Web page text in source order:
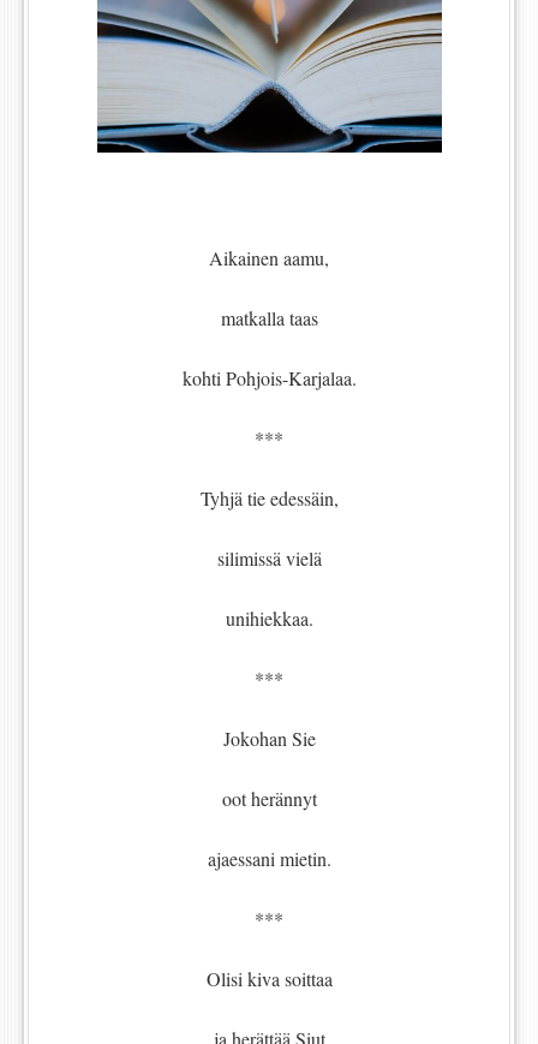
Aikainen aamu,
matkalla taas
kohti Pohjois-Karjalaa.
***
Tyhjä tie edessäin,
silimissä vielä
unihiekkaa.
***
Jokohan Sie
oot herännyt
ajaessani mietin.
***
Olisi kiva soittaa
ja herättää Siut